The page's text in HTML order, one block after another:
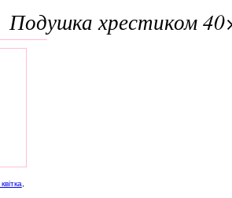
подушка хрестиком